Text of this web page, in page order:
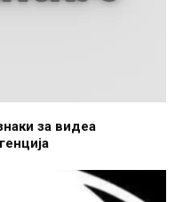
за видеа